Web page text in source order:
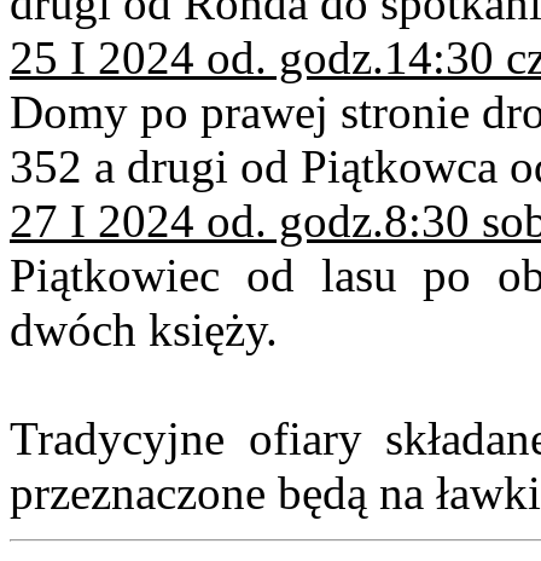
25 I 2024 od. godz.14:30
Domy po prawej stronie
352 a drugi od Piątkowca
27 I 2024 od. godz.8:30
Piątkowiec od lasu po
dwóch księży.
Tradycyjne ofiary
przeznaczone będą na